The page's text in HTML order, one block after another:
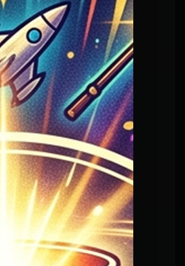
V2 - 11 film
V2 - 99 musique
Graal V2 - 98 musique